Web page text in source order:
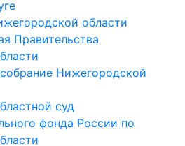
области
Правительства
Нижегородской
суд
фонда России по